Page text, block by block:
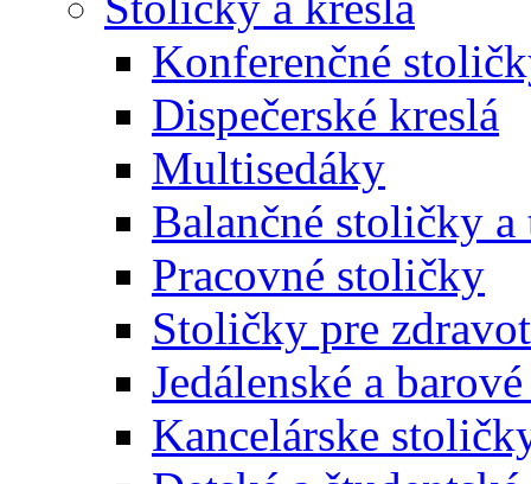
Konferenčné
Dispečerské kreslá
Multisedáky
Balančné stoličky a
Pracovné stoličky
Stoličky pre
Jedálenské a
Kancelárske